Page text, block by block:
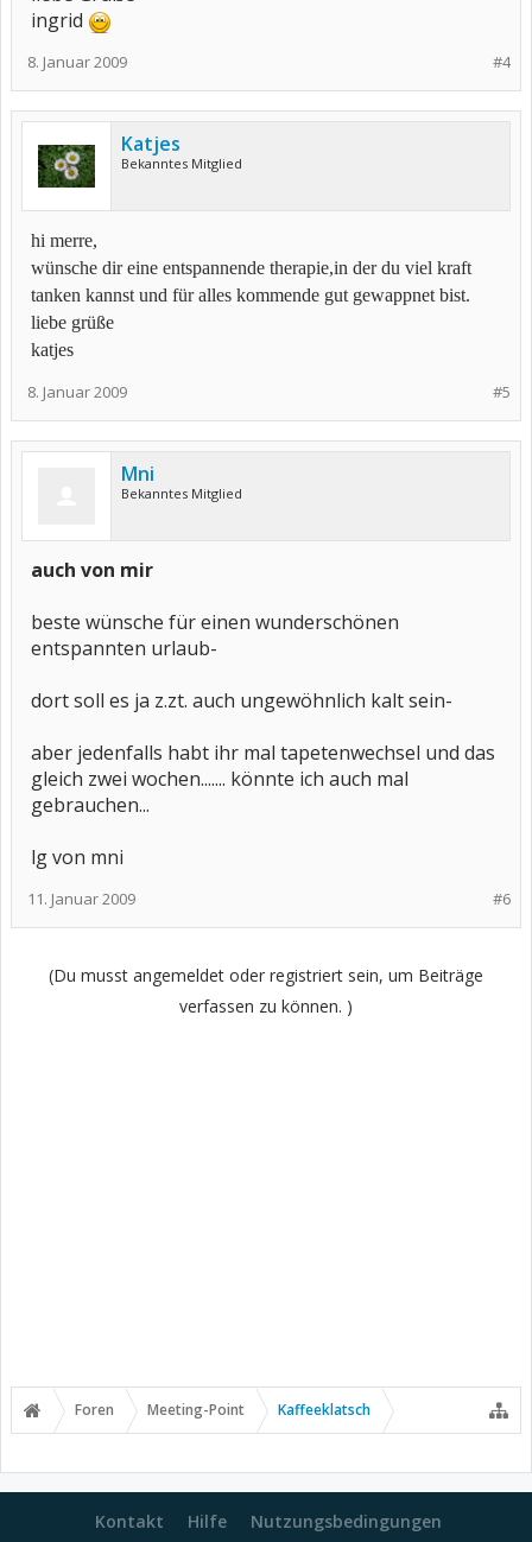
ingrid
#4
8. Januar 2009
Katjes
Bekanntes Mitglied
hi merre,
wünsche dir eine entspannende therapie,in der du viel kraft
tanken kannst und für alles kommende gut gewappnet bist.
liebe grüße
katjes
#5
8. Januar 2009
Mni
Bekanntes Mitglied
auch von mir
beste wünsche für einen wunderschönen
entspannten urlaub-
dort soll es ja z.zt. auch ungewöhnlich kalt sein-
aber jedenfalls habt ihr mal tapetenwechsel und das
gleich zwei wochen....... könnte ich auch mal
gebrauchen...
lg von mni
#6
11. Januar 2009
(Du musst angemeldet oder registriert sein, um Beiträge
verfassen zu können. )
Foren Meeting-Point Kaffeeklatsch
Kontakt Hilfe Nutzungsbedingungen